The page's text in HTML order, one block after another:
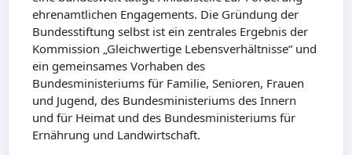
ehrenamtlichen Engagements. Die Gründung der
Bundesstiftung selbst ist ein zentrales Ergebnis der
Kommission „Gleichwertige Lebensverhältnisse“ und
ein gemeinsames Vorhaben des
Bundesministeriums für Familie, Senioren, Frauen
und Jugend, des Bundesministeriums des Innern
und für Heimat und des Bundesministeriums für
Ernährung und Landwirtschaft.